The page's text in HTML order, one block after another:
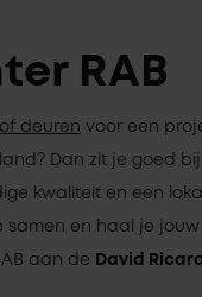
RAB
deuren voor een
Dan zit je goed bij
kwaliteit en een
en haal je
aan de David